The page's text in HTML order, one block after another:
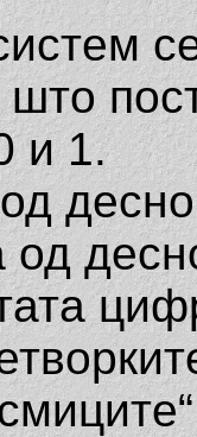
и 1.
десно